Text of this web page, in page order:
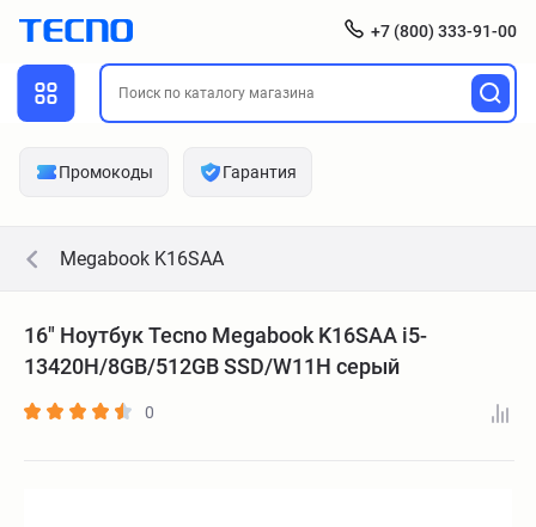
+7 (800) 333-91-00
Промокоды Гарантия
Megabook K16SAA
16" Ноутбук Tecno Megabook K16SAA i5-
13420H/8GB/512GB SSD/W11H серый
0